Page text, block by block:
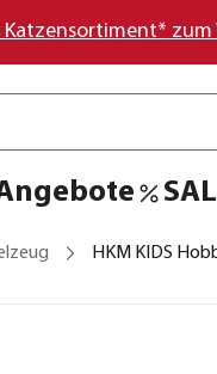
Katzensortiment*
HKM KIDS